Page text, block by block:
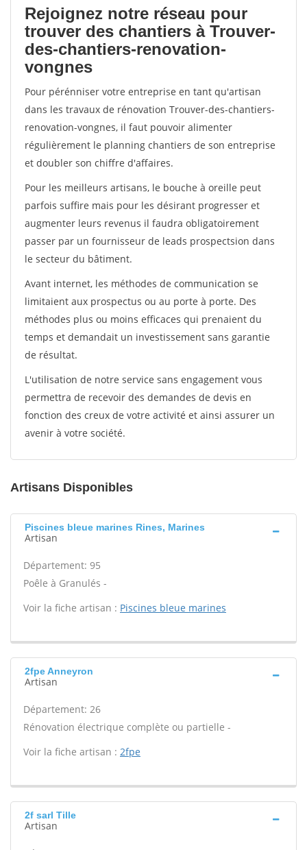
Rejoignez notre réseau pour
trouver des chantiers à Trouver-
des-chantiers-renovation-
vongnes
Pour pérénniser votre entreprise en tant qu'artisan
dans les travaux de rénovation Trouver-des-chantiers-
renovation-vongnes, il faut pouvoir alimenter
régulièrement le planning chantiers de son entreprise
et doubler son chiffre d'affaires.
Pour les meilleurs artisans, le bouche à oreille peut
parfois suffire mais pour les désirant progresser et
augmenter leurs revenus il faudra obligatoirement
passer par un fournisseur de leads prospectsion dans
le secteur du bâtiment.
Avant internet, les méthodes de communication se
limitaient aux prospectus ou au porte à porte. Des
méthodes plus ou moins efficaces qui prenaient du
temps et demandait un investissement sans garantie
de résultat.
L'utilisation de notre service sans engagement vous
permettra de recevoir des demandes de devis en
fonction des creux de votre activité et ainsi assurer un
avenir à votre société.
Artisans Disponibles
Piscines bleue marines Rines, Marines
Artisan
Département: 95
Poêle à Granulés -
Voir la fiche artisan : Piscines bleue marines
2fpe Anneyron
Artisan
Département: 26
Rénovation électrique complète ou partielle -
Voir la fiche artisan : 2fpe
2f sarl Tille
Artisan